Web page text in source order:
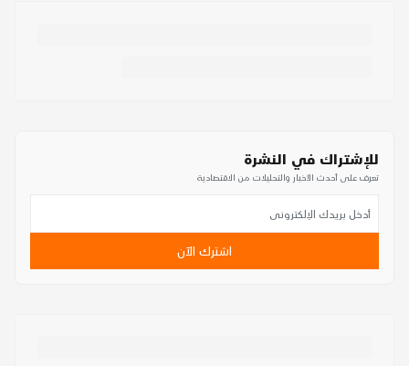
للإشتراك في النشرة
تعرف على أحدث الأخبار والتحليلات من الاقتصادية
اشترك الآن